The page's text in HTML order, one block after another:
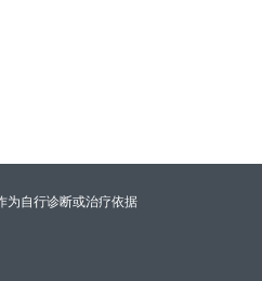
为自行诊断或治疗依据